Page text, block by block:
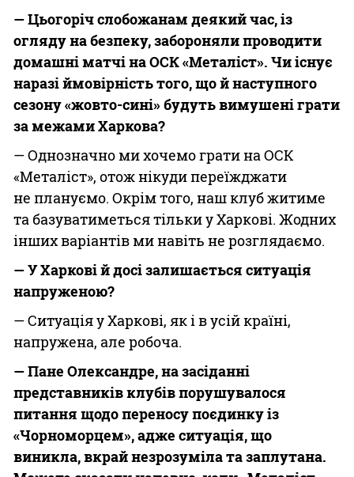
—Цьогоріч слобожанам деякий час, із
огляду на безпеку, заборонялипроводити
домашні матчі на ОСК «Металіст». Чи існує
наразіймовірність того, що й наступного
сезону «жовто-сині» будуть вимушені грати
за ме­жами Харкова?
— Однозначно ми хочемо грати на ОСК
«Металіст», отож нікуди переїжджати
не плануємо. Окрім того, наш клуб житиме
та базуватиметься тільки у Харкові. Жодних
інших варіантів ми навіть не розглядаємо.
— У Харкові й досі залишається ситуація
напруженою?
— Ситуація у Харкові, як і в усій країні,
напружена, але робоча.
— Пане Олександре, на засіданні
представників клубів порушувалося
питання щодо переносу поєдинку із
«Чорноморцем», адже ситуація, що
виникла,вкрай незрозуміла та заплутана.